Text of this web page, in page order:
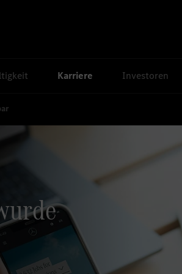
Karriere Investoren